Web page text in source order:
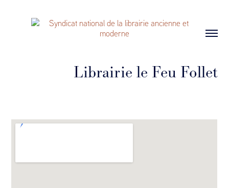
Librairie le Feu Follet